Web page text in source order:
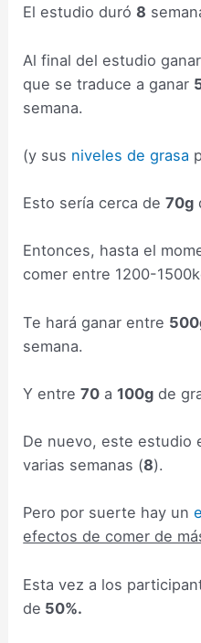
El estudio duró8
Al final del estudio
que se traduce a ganar
semana.
(y sus niveles de grasa
Esto sería cerca de70g
Entonces, hasta el
comer entre 1200-
Te hará ganar entre
semana.
Y entre70 a100g de
De nuevo, este estudio
varias semanas (8).
Pero por suerte hay un
efectos de comer de
Esta vez a los
de 50%.